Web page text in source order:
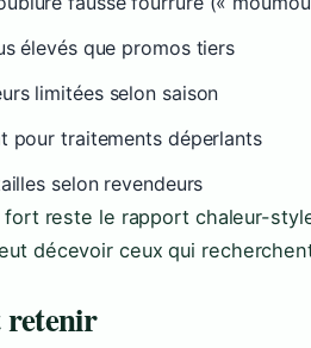
élevés que promos tiers
limitées selon saison
pour traitements déperlants
selon revendeurs
reste le rapport chaleur-
décevoir ceux qui
retenir